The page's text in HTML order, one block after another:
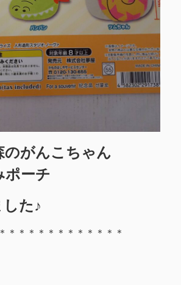
のがんこちゃん
ポーチ
た♪
＊＊＊＊＊＊＊＊＊＊＊＊